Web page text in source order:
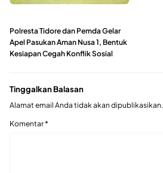
Polresta Tidore dan Pemda Gelar
Apel Pasukan Aman Nusa 1, Bentuk
Kesiapan Cegah Konflik Sosial
Tinggalkan Balasan
Alamat email Anda tidak akan dipublikasikan.
Komentar*